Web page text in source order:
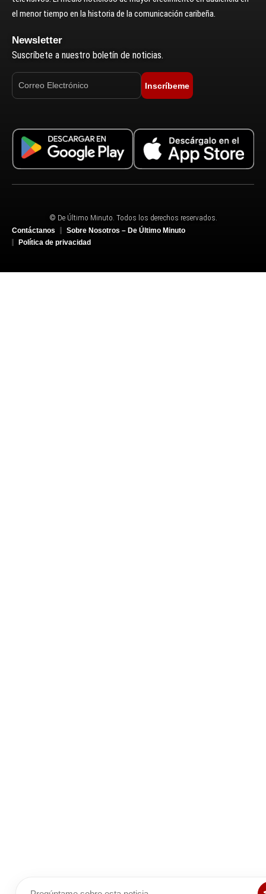
el menor tiempo en la historia de la comunicación caribeña.
Newsletter
Suscríbete a nuestro boletín de noticias.
Inscríbeme
© De Último Minuto. Todos los derechos reservados.
Contáctanos
Sobre Nosotros – De Último Minuto
Política de privacidad